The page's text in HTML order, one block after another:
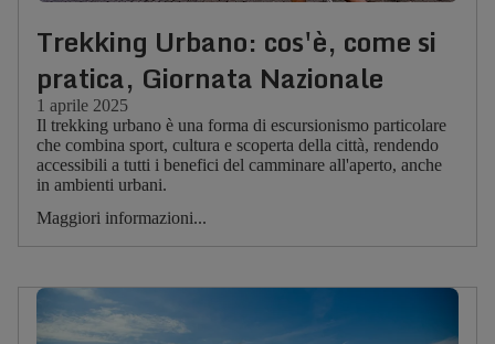
Trekking Urbano: cos'è, come si
pratica, Giornata Nazionale
1 aprile 2025
Il trekking urbano è una forma di escursionismo particolare
che combina sport, cultura e scoperta della città, rendendo
accessibili a tutti i benefici del camminare all'aperto, anche
in ambienti urbani.
Maggiori informazioni...